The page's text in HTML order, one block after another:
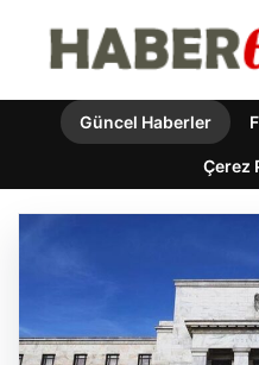
Güncel Haberler
Çerez
Açık
Hava